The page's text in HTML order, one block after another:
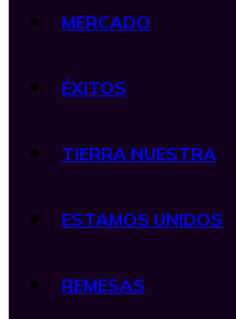
MERCADO
ÉXITOS
TIERRA NUESTRA
ESTAMOS UNIDOS
REMESAS